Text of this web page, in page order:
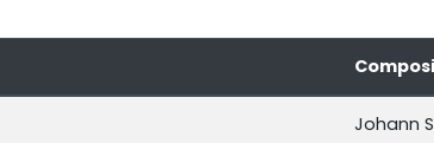
Johann